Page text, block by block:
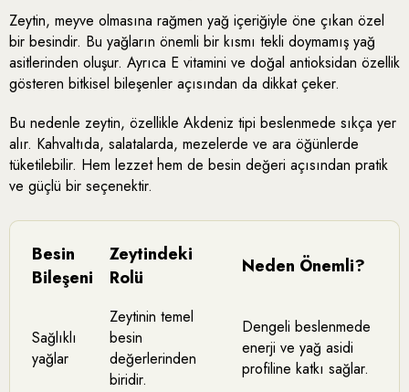
Zeytin, meyve olmasına rağmen yağ içeriğiyle öne çıkan özel
bir besindir. Bu yağların önemli bir kısmı tekli doymamış yağ
asitlerinden oluşur. Ayrıca E vitamini ve doğal antioksidan özellik
gösteren bitkisel bileşenler açısından da dikkat çeker.
Bu nedenle zeytin, özellikle Akdeniz tipi beslenmede sıkça yer
alır. Kahvaltıda, salatalarda, mezelerde ve ara öğünlerde
tüketilebilir. Hem lezzet hem de besin değeri açısından pratik
ve güçlü bir seçenektir.
Besin
Bileşeni
Zeytindeki
Rolü
Neden Önemli?
Sağlıklı
yağlar
Zeytinin temel
besin
değerlerinden
biridir.
Dengeli beslenmede
enerji ve yağ asidi
profiline katkı sağlar.